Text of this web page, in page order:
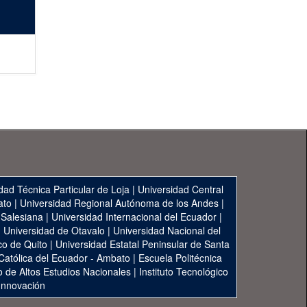
Técnica Particular de Loja | Universidad Central
| Universidad Regional Autónoma de los Andes|
| Universidad Internacional del Ecuador|
Universidad de Otavalo | Universidad Nacional del
de Quito | Universidad Estatal Peninsular de Santa
del Ecuador - Ambato | Escuela Politécnica
de Altos Estudios Nacionales | Instituto Tecnológico